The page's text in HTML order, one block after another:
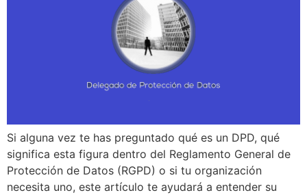
Si alguna vez te has preguntado qué es un DPD, qué
significa esta figura dentro del Reglamento General de
Protección de Datos (RGPD) o si tu organización
necesita uno, este artículo te ayudará a entender su